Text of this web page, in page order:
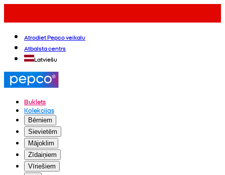
Atrodiet Pepco veikalu
Atbalsta centrs
Latviešu
Buklets
Kolekcijas
Bērniem
Sievietēm
Mājoklim
Zīdaiņiem
Vīriešiem